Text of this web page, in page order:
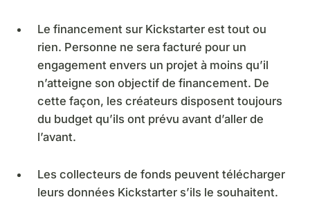
Le financement sur Kickstarter est tout ou
rien. Personne ne sera facturé pour un
engagement envers un projet à moins qu’il
n’atteigne son objectif de financement. De
cette façon, les créateurs disposent toujours
du budget qu’ils ont prévu avant d’aller de
l’avant.
Les collecteurs de fonds peuvent télécharger
leurs données Kickstarter s’ils le souhaitent.